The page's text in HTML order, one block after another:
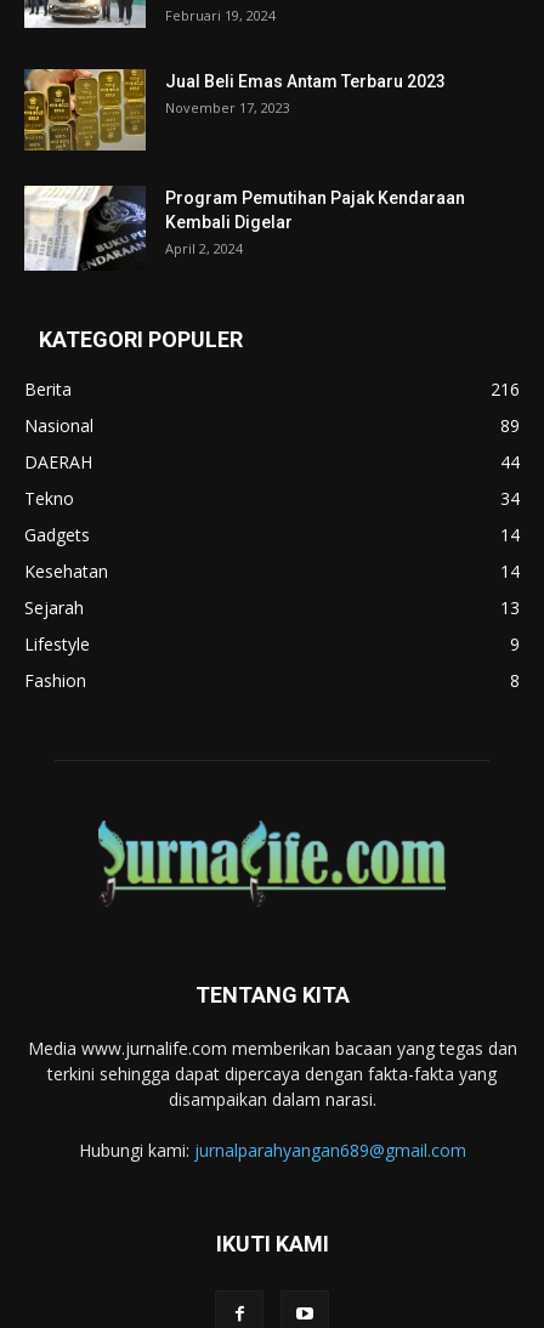
Februari 19, 2024
Jual Beli Emas Antam Terbaru 2023
November 17, 2023
Program Pemutihan Pajak Kendaraan
Kembali Digelar
April 2, 2024
KATEGORI POPULER
Berita
216
Nasional
89
DAERAH
44
Tekno
34
Gadgets
14
Kesehatan
14
Sejarah
13
Lifestyle
9
Fashion
8
TENTANG KITA
Media www.jurnalife.com memberikan bacaan yang tegas dan
terkini sehingga dapat dipercaya dengan fakta-fakta yang
disampaikan dalam narasi.
Hubungi kami: jurnalparahyangan689@gmail.com
IKUTI KAMI